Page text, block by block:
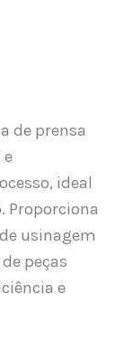
de prensa
ideal
Proporciona
usinagem
peças
e